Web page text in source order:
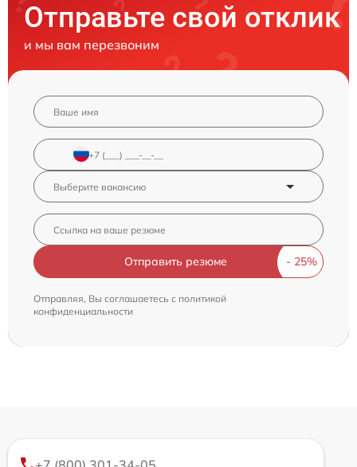
Отправьте свой отклик
и мы вам перезвоним
Отправить резюме
Отправляя, Вы соглашаетесь с политикой
конфиденциальности